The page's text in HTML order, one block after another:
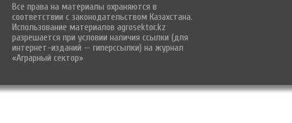
Все права на материалы охраняются в
соответствии с законодательством Казахстана.
Использование материалов agrosektor.kz
разрешается при условии наличия ссылки (для
интернет-изданий — гиперссылки) на журнал
«Аграрный сектор»